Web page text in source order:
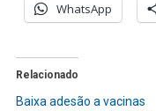
WhatsApp
Relacionado
Baixa adesão a vacinas